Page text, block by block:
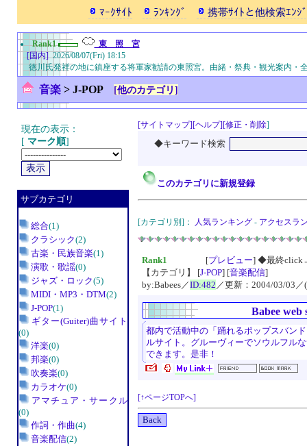
ﾏｰｸｻｲﾄ ﾗﾝｷﾝｸﾞ 携帯ｻｲﾄと他検索ｴﾝｼ
Rank1
東 照 宮
[国内]2026/08/07(Fri) 18:15
徳川氏発祥の地に鎮座する将軍家勧請の東照宮。由緒・祭典・観光案内
音楽> J-POP [他のカテゴリ]
現在の表示：
[ マーク順]
サブカテゴリ
総合(1)
クラシック(2)
古楽・民族音楽(1)
演歌・歌謡(0)
ジャズ・ロック(5)
MIDI・MP3・DTM(2)
J-POP(1)
ギター(Guiter)曲サイト
(0)
洋楽(0)
邦楽(0)
吹奏楽(0)
カラオケ(0)
アマチュア・サークル
(0)
作詞・作曲(4)
音楽配信(2)
[サイトマップ][ヘルプ][修正・削除]
◆キーワード検索
このカテゴリに新規登録
[カテゴリ別]： 人気ランキング - アクセスラ
Rank1 [プレビュー] ◆最終
【カテゴリ】 [J-POP] [音楽配信]
by:Babees／ID:482 ／更新：2004/03/03／
Babee web
都内で活動中の「踊れるポップスバン
ルサイト。グルーヴィーでソウルフル
できます。是非！
[↑ページTOPへ]